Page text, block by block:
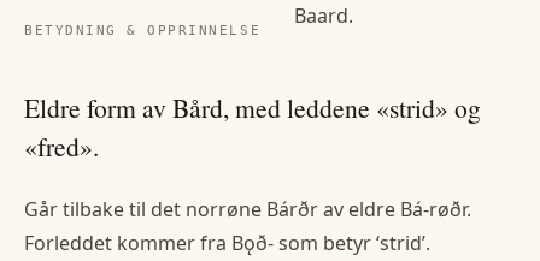
BETYDNING & OPPRINNELSE
Baard.
Eldre form av Bård, med leddene «strid» og
«fred».
Går tilbake til det norrøne Bárðr av eldre Bá-røðr.
Forleddet kommer fra Bǫð- som betyr ‘strid’.